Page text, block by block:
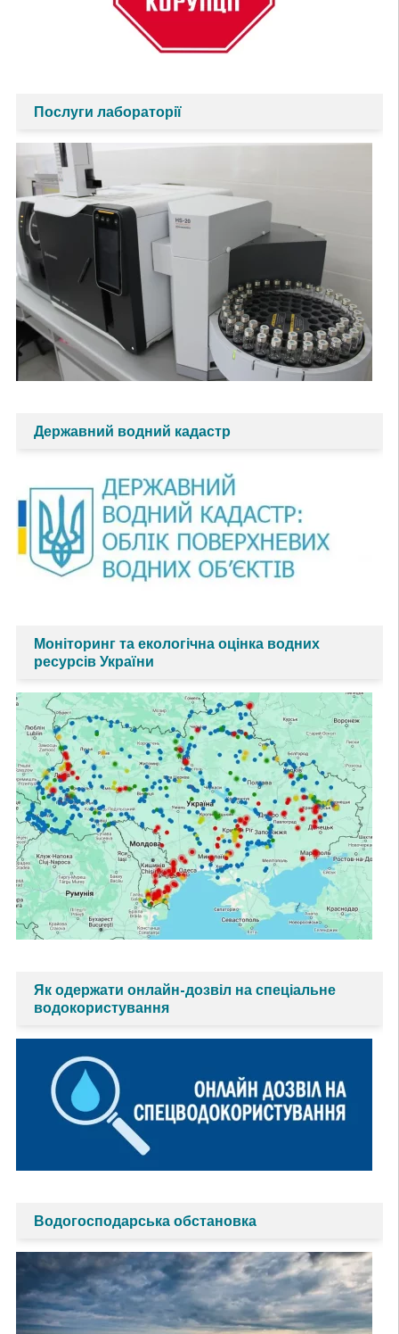
Послуги лабораторії
Державний водний кадастр
Моніторинг та екологічна оцінка водних
ресурсів України
Як одержати онлайн-дозвіл на спеціальне
водокористування
Водогосподарська обстановка